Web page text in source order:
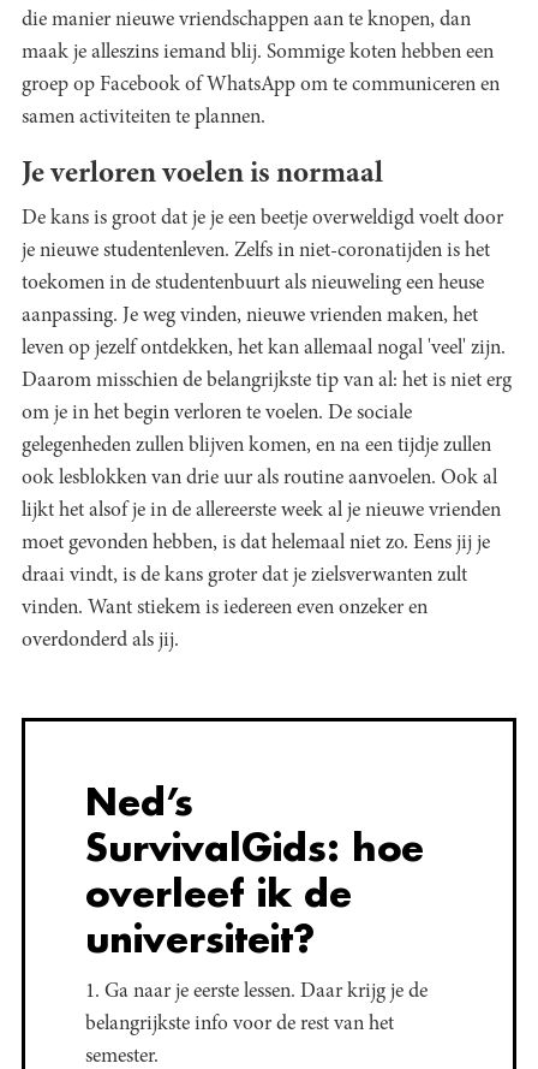
die manier nieuwe vriendschappen aan te knopen, dan
maak je alleszins iemand blij. Sommige koten hebben een
groep op Facebook of WhatsApp om te communiceren en
samen activiteiten te plannen.
Je verloren voelen is normaal
De kans is groot dat je je een beetje overweldigd voelt door
je nieuwe studentenleven. Zelfs in niet-coronatijden is het
toekomen in de studentenbuurt als nieuweling een heuse
aanpassing. Je weg vinden, nieuwe vrienden maken, het
leven op jezelf ontdekken, het kan allemaal nogal 'veel' zijn.
Daarom misschien de belangrijkste tip van al: het is niet erg
om je in het begin verloren te voelen. De sociale
gelegenheden zullen blijven komen, en na een tijdje zullen
ook lesblokken van drie uur als routine aanvoelen. Ook al
lijkt het alsof je in de allereerste week al je nieuwe vrienden
moet gevonden hebben, is dat helemaal niet zo. Eens jij je
draai vindt, is de kans groter dat je zielsverwanten zult
vinden. Want stiekem is iedereen even onzeker en
overdonderd als jij.
Ned’s
SurvivalGids: hoe
overleef ik de
universiteit?
1. Ga naar je eerste lessen. Daar krijg je de
belangrijkste info voor de rest van het
semester.